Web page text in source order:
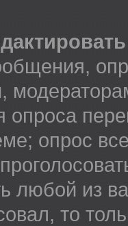
опроса
опрос
любой из
то